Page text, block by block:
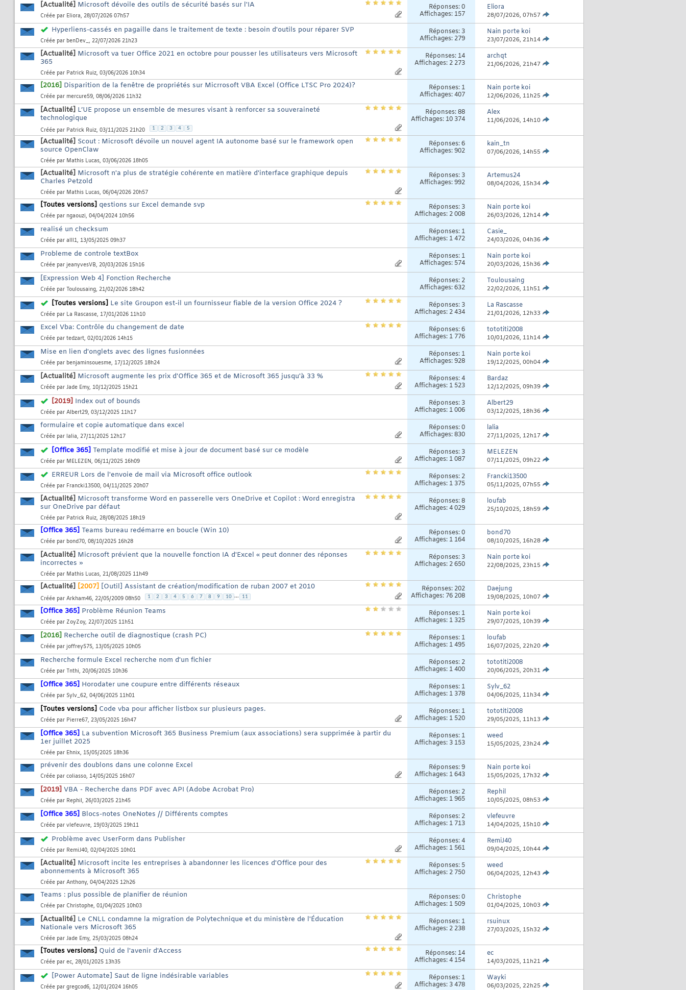
[Actualité] Microsoft dévoile des outils de sécurité basés sur l'IA
Créée par Eliora, 28/07/2026 07h57
Réponses:0
Affichages: 157
Eliora
28/07/2026, 07h57
Hyperliens-cassés en pagaille dans le traitement de texte : besoin d'outils pour réparer SVP
Créée par benDev_, 22/07/2026 21h23
Réponses: 3
Affichages: 279
Nain porte koi
23/07/2026, 21h14
[Actualité] Microsoft va tuer Office 2021 en octobre pour pousser les utilisateurs vers Microsoft
365
Créée par Patrick Ruiz, 03/06/2026 10h34
Réponses: 14
Affichages: 2 273
archqt
21/06/2026, 21h47
[2016] Disparition de la fenêtre de propriétés sur Micrrosoft VBA Excel (Office LTSC Pro 2024)?
Créée par mercure59, 08/06/2026 11h32
Réponses: 1
Affichages: 407
Nain porte koi
12/06/2026, 11h25
[Actualité] L’UE propose un ensemble de mesures visant à renforcer sa souveraineté
technologique
Créée par Patrick Ruiz, 03/11/2025 21h20 1 2 3 4 5
Réponses:88
Affichages: 10 374
Alex
11/06/2026, 14h10
[Actualité] Scout : Microsoft dévoile un nouvel agent IA autonome basé sur le framework open
source OpenClaw
Créée par Mathis Lucas, 03/06/2026 18h05
Réponses:6
Affichages: 902
kain_tn
07/06/2026, 14h55
[Actualité] Microsoft n'a plus de stratégie cohérente en matière d'interface graphique depuis
Charles Petzold
Créée par Mathis Lucas, 06/04/2026 20h57
Réponses: 3
Affichages: 992
Artemus24
08/04/2026, 15h34
[Toutes versions] qestions sur Excel demande svp
Créée par ngaouzi, 04/04/2024 10h56
Réponses: 3
Affichages: 2 008
Nain porte koi
26/03/2026, 12h14
realisé un checksum
Créée par alll1, 13/05/2025 09h37
Réponses: 1
Affichages: 1 472
Casie_
24/03/2026, 04h36
Probleme de controle textBox
Créée par jeanyvesVB, 20/03/2026 15h16
Réponses: 1
Affichages: 574
Nain porte koi
20/03/2026, 15h36
[Expression Web 4] Fonction Recherche
Créée par Toulousaing, 21/02/2026 18h42
Réponses: 2
Affichages: 632
Toulousaing
22/02/2026, 11h51
[Toutes versions] Le site Groupon est-il un fournisseur fiable de la version Office 2024 ?
Créée par La Rascasse, 17/01/2026 11h10
Réponses: 3
Affichages: 2 434
La Rascasse
21/01/2026, 12h33
Excel Vba: Contrôle du changement de date
Créée par tedzart, 02/01/2026 14h15
Réponses:6
Affichages: 1 776
tototiti2008
10/01/2026, 11h14
Mise en lien d'onglets avec des lignes fusionnées
Créée par benjaminsouesme, 17/12/2025 18h24
Réponses: 1
Affichages: 928
Nain porte koi
19/12/2025, 00h04
[Actualité] Microsoft augmente les prix d'Office 365 et de Microsoft 365 jusqu'à 33 %
Créée par Jade Emy, 10/12/2025 15h21
Réponses:4
Affichages: 1 523
Bardaz
12/12/2025, 09h39
[2019] Index out of bounds
Créée par Albert29, 03/12/2025 11h17
Réponses: 3
Affichages: 1 006
Albert29
03/12/2025, 18h36
formulaire et copie automatique dans excel
Créée par lalia, 27/11/2025 12h17
Réponses:0
Affichages: 830
lalia
27/11/2025, 12h17
[Office 365] Template modifié et mise à jour de document basé sur ce modèle
Créée par MELEZEN, 06/11/2025 16h09
Réponses: 3
Affichages: 1 087
MELEZEN
07/11/2025, 09h22
ERREUR Lors de l'envoie de mail via Microsoft office outlook
Créée par Francki13500, 04/11/2025 20h07
Réponses: 2
Affichages: 1 375
Francki13500
05/11/2025, 07h55
[Actualité] Microsoft transforme Word en passerelle vers OneDrive et Copilot : Word enregistra
sur OneDrive par défaut
Créée par Patrick Ruiz, 28/08/2025 18h19
Réponses:8
Affichages: 4 029
loufab
25/10/2025, 18h59
[Office 365] Teams bureau redémarre en boucle (Win 10)
Créée par bond70, 08/10/2025 16h28
Réponses:0
Affichages: 1 164
bond70
08/10/2025, 16h28
[Actualité] Microsoft prévient que la nouvelle fonction IA d'Excel « peut donner des réponses
incorrectes »
Créée par Mathis Lucas, 21/08/2025 11h49
Réponses: 3
Affichages: 2 650
Nain porte koi
22/08/2025, 23h15
[Actualité] [2007] [Outil] Assistant de création/modification de ruban 2007 et 2010
Créée par Arkham46, 22/05/2009 08h50 1 2 3 4 5 6 7 8 9 10 ... 11
Réponses: 202
Affichages: 76 208
Daejung
19/08/2025, 10h07
[Office 365] Problème Réunion Teams
Créée par ZoyZoy, 22/07/2025 11h51
Réponses: 1
Affichages: 1 325
Nain porte koi
29/07/2025, 10h39
[2016] Recherche outil de diagnostique (crash PC)
Créée par joffrey575, 13/05/2025 10h05
Réponses: 1
Affichages: 1 495
loufab
16/07/2025, 22h20
Recherche formule Excel recherche nom d'un fichier
Créée par Tnthi, 20/06/2025 10h36
Réponses: 2
Affichages: 1 400
tototiti2008
20/06/2025, 20h31
[Office 365] Horodater une coupure entre différents réseaux
Créée par Sylv_62, 04/06/2025 11h01
Réponses: 1
Affichages: 1 378
Sylv_62
04/06/2025, 11h34
[Toutes versions] Code vba pour afficher listbox sur plusieurs pages.
Créée par Pierre67, 23/05/2025 16h47
Réponses: 1
Affichages: 1 520
tototiti2008
29/05/2025, 11h13
[Office 365] La subvention Microsoft 365 Business Premium (aux associations) sera supprimée à partir du
1er juillet 2025
Créée par Ehnix, 15/05/2025 18h36
Réponses: 1
Affichages: 3 153
weed
15/05/2025, 23h24
prévenir des doublons dans une colonne Excel
Créée par coliasso, 14/05/2025 16h07
Réponses:9
Affichages: 1 643
Nain porte koi
15/05/2025, 17h32
[2019] VBA - Recherche dans PDF avec API (Adobe Acrobat Pro)
Créée par Rephil, 26/03/2025 21h45
Réponses: 2
Affichages: 1 965
Rephil
10/05/2025, 08h53
[Office 365] Blocs-notes OneNotes // Différents comptes
Créée par vlefeuvre, 19/03/2025 19h11
Réponses: 2
Affichages: 1 713
vlefeuvre
14/04/2025, 15h10
Problème avec UserForm dans Publisher
Créée par RemiJ40, 02/04/2025 10h01
Réponses:4
Affichages: 1 561
RemiJ40
09/04/2025, 10h44
[Actualité] Microsoft incite les entreprises à abandonner les licences d'Office pour des
abonnements à Microsoft 365
Créée par Anthony, 04/04/2025 12h26
Réponses: 5
Affichages: 2 750
weed
06/04/2025, 12h43
Teams : plus possible de planifier de réunion
Créée par Christophe, 01/04/2025 10h03
Réponses:0
Affichages: 1 509
Christophe
01/04/2025, 10h03
[Actualité] Le CNLL condamne la migration de Polytechnique et du ministère de l'Éducation
Nationale vers Microsoft 365
Créée par Jade Emy, 25/03/2025 08h24
Réponses: 1
Affichages: 2 238
rsuinux
27/03/2025, 15h32
[Toutes versions] Quid de l'avenir d'Access
Créée par ec, 28/01/2025 13h35
Réponses: 14
Affichages: 4 154
ec
14/03/2025, 11h21
[Power Automate] Saut de ligne indésirable variables
Créée par gregcod6, 12/01/2024 16h05
Réponses: 1
Affichages: 3 478
Wayki
06/03/2025, 22h25